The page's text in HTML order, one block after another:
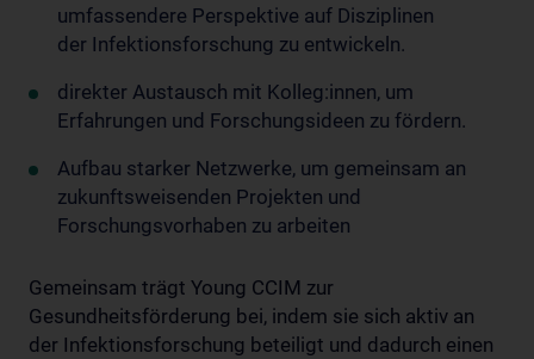
umfassendere Perspektive auf Disziplinen
der Infektionsforschung zu entwickeln.
direkter Austausch mit Kolleg:innen, um
Erfahrungen und Forschungsideen zu fördern.
Aufbau starker Netzwerke, um gemeinsam an
zukunftsweisenden Projekten und
Forschungsvorhaben zu arbeiten
Gemeinsam trägt Young CCIM zur
Gesundheitsförderung bei, indem sie sich aktiv an
der Infektionsforschung beteiligt und dadurch einen